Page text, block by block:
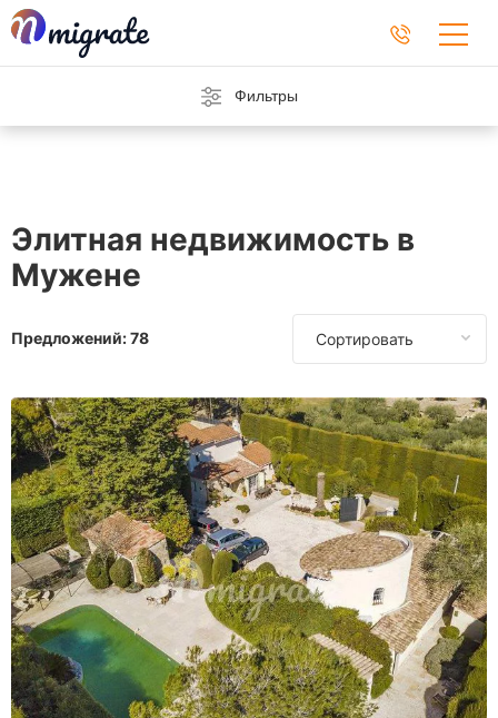
Фильтры
Элитная недвижимость в
Мужене
Предложений:78 Сортировать